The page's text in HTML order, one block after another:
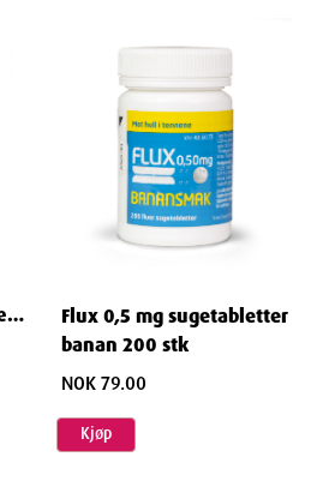
Flux 0,5 mg sugetabletter
banan 200 stk
NOK 79.00
Kjøp